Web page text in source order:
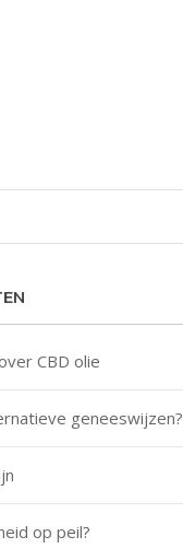
CBD olie
geneeswijzen?
op peil?